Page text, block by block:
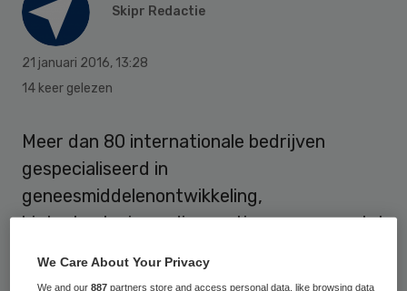
Skipr Redactie
21 januari 2016, 13:28
14 keer gelezen
Meer dan 80 internationale bedrijven
gespecialiseerd in
geneesmiddelenontwikkeling,
biotechnologie en diagnostica en een aantal
We Care About Your Privacy
We and our887 partners store and access personal data, like browsing data